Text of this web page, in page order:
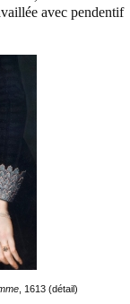
avec pendentif
, 1613 (détail)